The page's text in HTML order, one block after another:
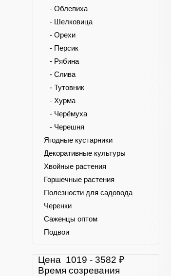
- Облепиха
- Шелковица
- Орехи
- Персик
- Рябина
- Слива
- Тутовник
- Хурма
- Черёмуха
- Черешня
Ягодные кустарники
Декоративные культуры
Хвойные растения
Горшечные растения
Полезности для садовода
Черенки
Саженцы оптом
Подвои
Цена 1019 - 3582 ₽
Время созревания